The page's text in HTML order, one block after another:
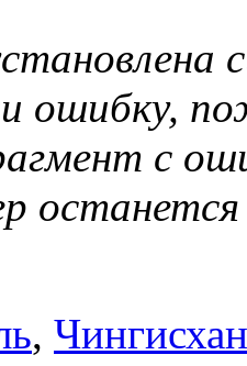
ошибку,
с
, Чингисхан